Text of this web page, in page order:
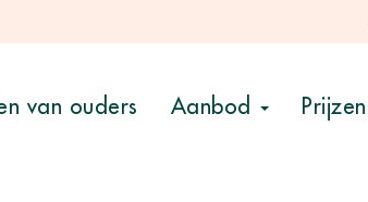
van ouders Aanbod Prijzen